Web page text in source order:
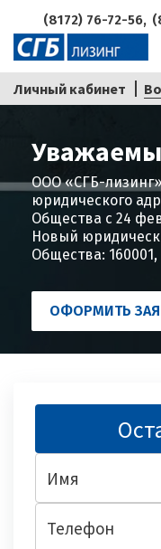
(8172) 76-72-56,
Личный кабинет
ООО «СГБ-
юридического
Общества с 24
Новый
Общества: 160001,
ОФОРМИТЬ